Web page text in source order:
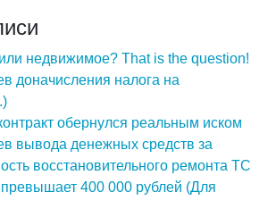
недвижимое? That is the question!
доначисления налога на
обернулся реальным иском
вывода денежных средств за
восстановительного ремонта ТС
400 000 рублей (Для